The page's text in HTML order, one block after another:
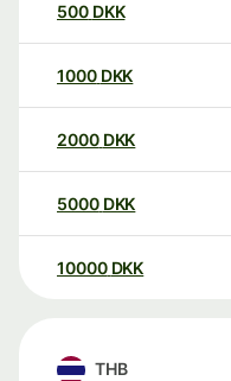
500 DKK
1000 DKK
2000 DKK
5000 DKK
10000 DKK
THB